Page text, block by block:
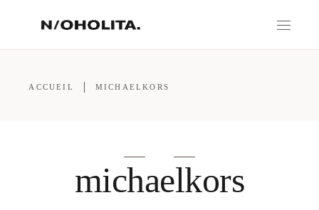
ACCUEIL MICHAELKORS
michaelkors